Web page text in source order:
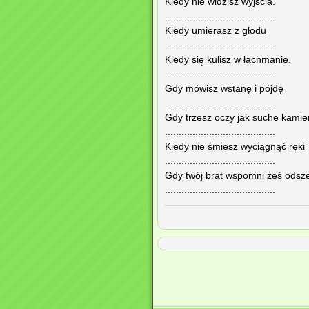
........................................
Kiedy umierasz z głodu
........................................
Kiedy się kulisz w łachmanie.
........................................
Gdy mówisz wstanę i pójdę
........................................
Gdy trzesz oczy jak suche
........................................
Kiedy nie śmiesz wyciągnąć ręki
........................................
Gdy twój brat wspomni żeś
........................................